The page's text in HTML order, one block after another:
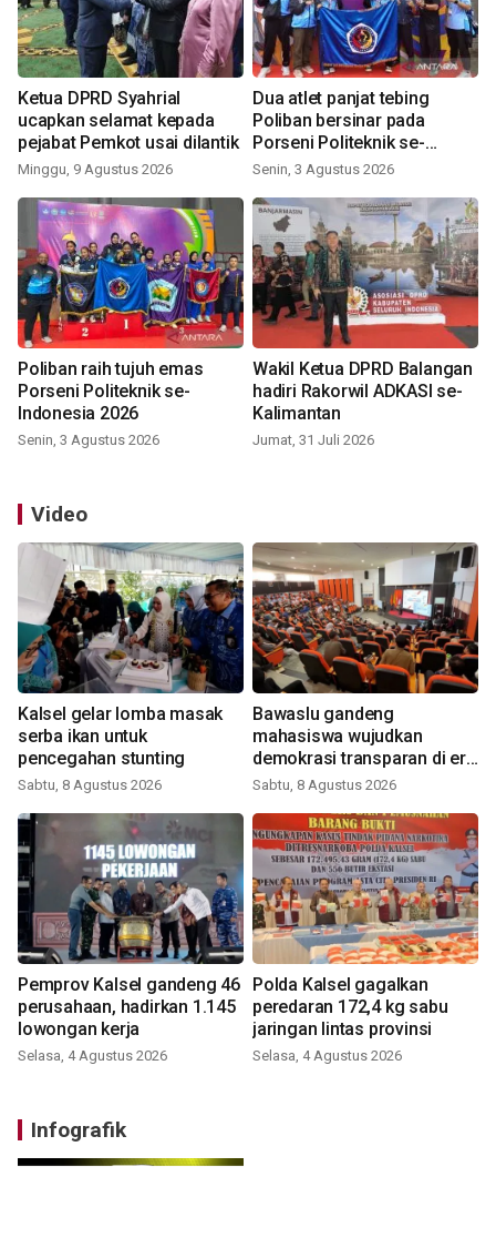
Ketua DPRD Syahrial
ucapkan selamat kepada
pejabat Pemkot usai dilantik
Minggu, 9 Agustus 2026
Dua atlet panjat tebing
Poliban bersinar pada
Porseni Politeknik se-
Indonesia 2026
Senin, 3 Agustus 2026
Poliban raih tujuh emas
Porseni Politeknik se-
Indonesia 2026
Senin, 3 Agustus 2026
Wakil Ketua DPRD Balangan
hadiri Rakorwil ADKASI se-
Kalimantan
Jumat, 31 Juli 2026
Video
Kalsel gelar lomba masak
serba ikan untuk
pencegahan stunting
Sabtu, 8 Agustus 2026
Bawaslu gandeng
mahasiswa wujudkan
demokrasi transparan di era
digital
Sabtu, 8 Agustus 2026
Pemprov Kalsel gandeng 46
perusahaan, hadirkan 1.145
lowongan kerja
Selasa, 4 Agustus 2026
Polda Kalsel gagalkan
peredaran 172,4 kg sabu
jaringan lintas provinsi
Selasa, 4 Agustus 2026
Infografik